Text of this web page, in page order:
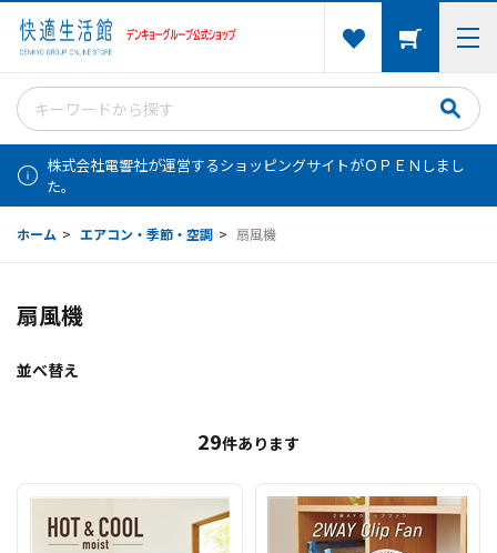
株式会社電響社が運営するショッピングサイトがＯＰＥＮしまし
た。
ホーム > エアコン・季節・空調 > 扇風機
扇風機
並べ替え
29件あります